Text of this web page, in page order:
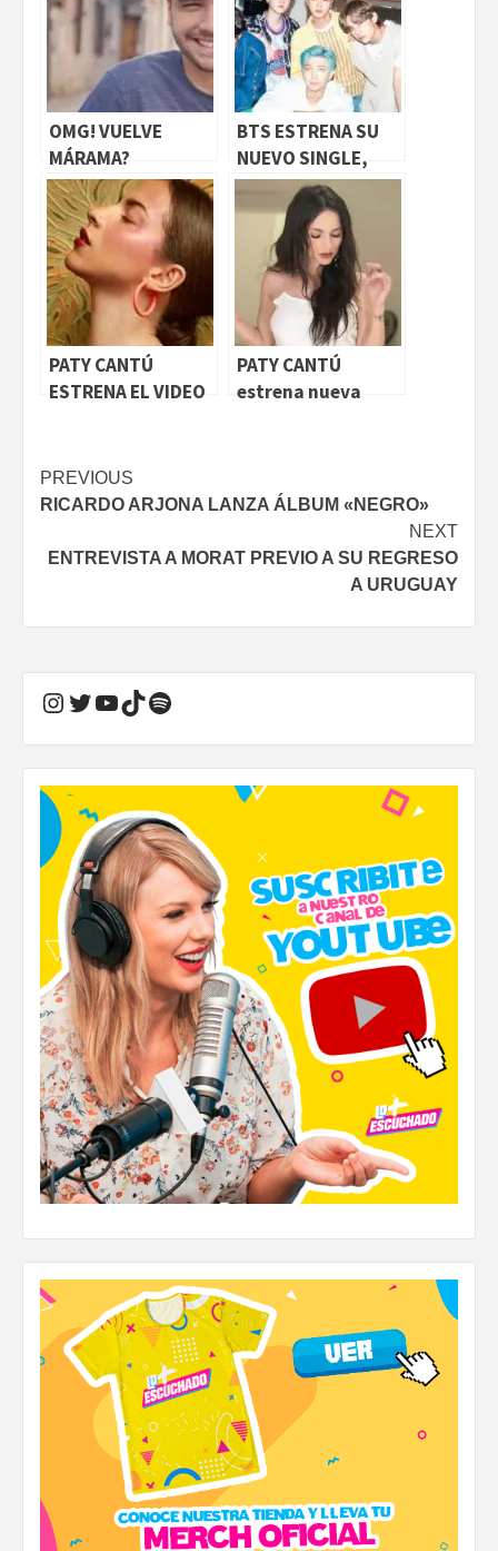
OMG! VUELVE
MÁRAMA?
BTS ESTRENA SU
NUEVO SINGLE,
«DYNAMITE»
PATY CANTÚ
ESTRENA EL VIDEO
PATY CANTÚ
estrena nueva
Continue
Reading
PREVIOUS
RICARDO ARJONA LANZA ÁLBUM «NEGRO»
NEXT
ENTREVISTA A MORAT PREVIO A SU REGRESO
A URUGUAY
Instagram
Twitter
YouTube
TikTokSpotify